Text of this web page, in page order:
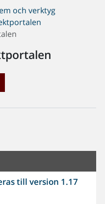
och verktyg
till version 1.17